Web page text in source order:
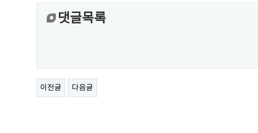
댓글목록
이전글 다음글